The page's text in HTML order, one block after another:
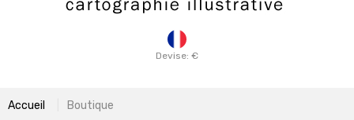
Devise: €
Accueil Boutique